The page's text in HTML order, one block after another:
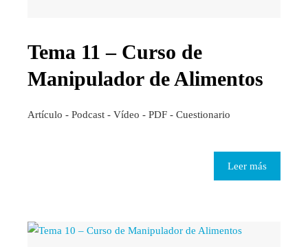
Tema 11 – Curso de
Manipulador de Alimentos
Artículo - Podcast - Vídeo - PDF - Cuestionario
Leer más